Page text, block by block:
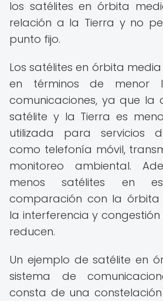
los satélites en órbita
relación a la Tierra y no
punto fijo.
Los satélites en órbita
en términos de menor
comunicaciones, ya que la
satélite y la Tierra es
utilizada para servicios
como telefonía móvil,
monitoreo ambiental.
menos satélites en
comparación con la órbita
la interferencia y congestión
reducen.
Un ejemplo de satélite en
sistema de
consta de una